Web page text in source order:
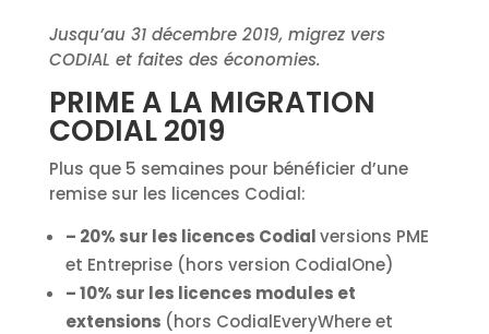
Jusqu’au 31 décembre 2019, migrez vers
CODIAL et faites des économies.
PRIME A LA MIGRATION
CODIAL 2019
Plus que 5 semaines pour bénéficier d’une
remise sur les licences Codial:
– 20% sur les licences Codialversions PME
et Entreprise (hors version CodialOne)
– 10% sur les licences modules et
extensions (hors CodialEveryWhere et